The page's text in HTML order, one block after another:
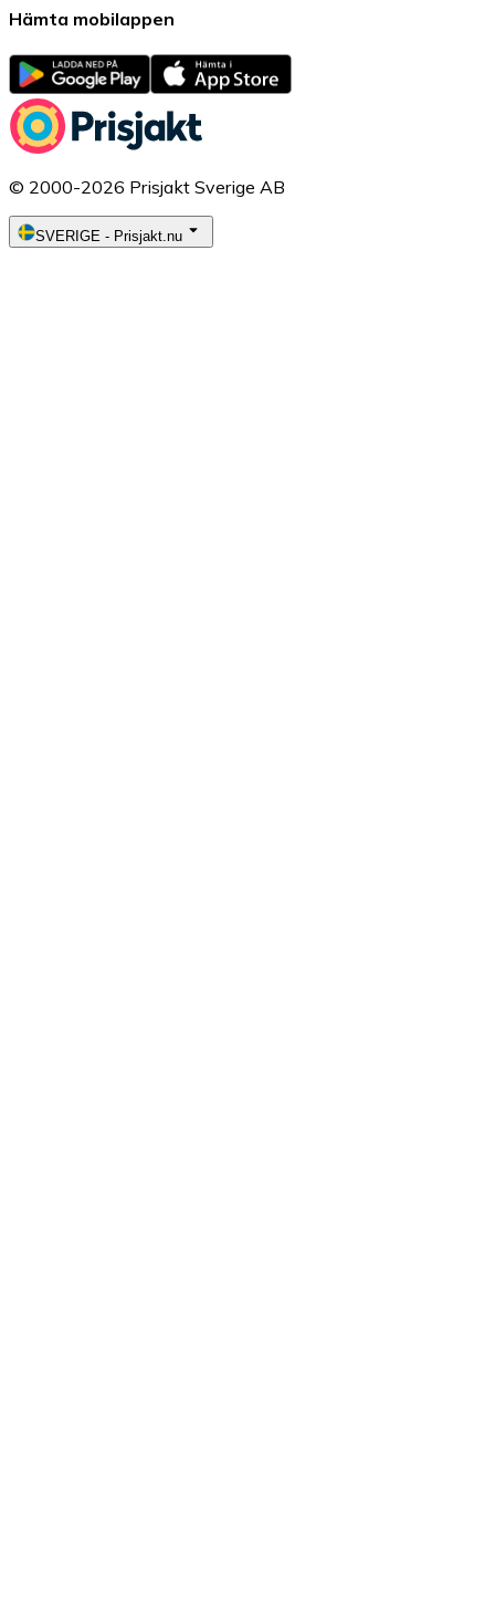
Hämta mobilappen
© 2000-2026 Prisjakt Sverige AB
SVERIGE - Prisjakt.nu